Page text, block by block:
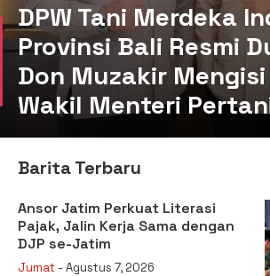
DPW Tani Merdeka
Provinsi Bali Resmi
Don Muzakir
Wakil Menteri
Barita Terbaru
Ansor Jatim Perkuat Literasi
Pajak, Jalin Kerja Sama dengan
DJP se-Jatim
Jumat - Agustus 7, 2026